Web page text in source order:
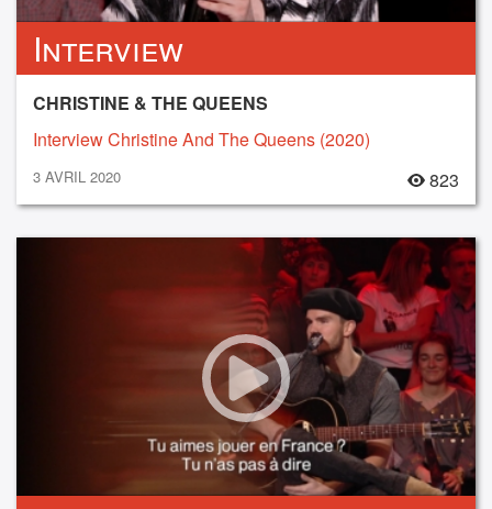
Interview
CHRISTINE & THE QUEENS
Interview Christine And The Queens (2020)
3 AVRIL 2020 823